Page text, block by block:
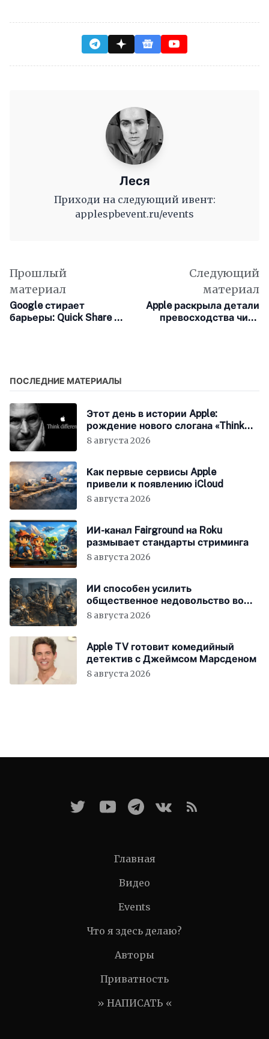
Леся
Приходи на следующий ивент:
applespbevent.ru/events
Прошлый
материал
Google стирает
барьеры: Quick Share на
Следующий
материал
Apple раскрыла детали
превосходства чипа
ПОСЛЕДНИЕ МАТЕРИАЛЫ
Этот день в истории Apple:
рождение нового слогана «Think
Different»
8 августа 2026
Как первые сервисы Apple
привели к появлению iCloud
8 августа 2026
ИИ-канал Fairground на Roku
размывает стандарты стриминга
8 августа 2026
ИИ способен усилить
общественное недовольство во
всём мире
8 августа 2026
Apple TV готовит комедийный
детектив с Джеймсом Марсденом
8 августа 2026
Главная
Видео
Events
Что я здесь делаю?
Авторы
Приватность
» НАПИСАТЬ «